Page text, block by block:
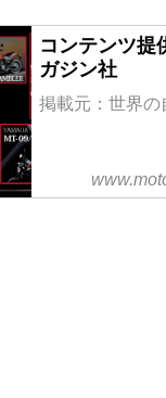
コンテンツ提
ガジン社
掲載元：世界の